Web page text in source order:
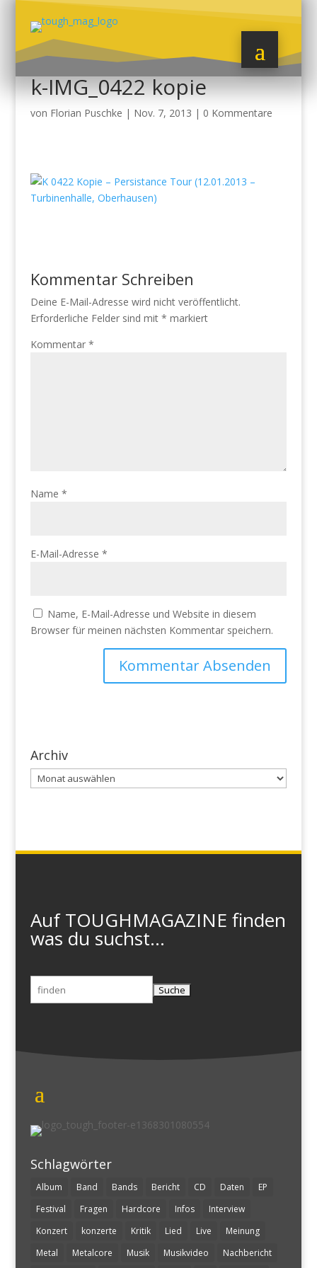
k-IMG_0422 kopie
von Florian Puschke | Nov. 7, 2013 | 0 Kommentare
Kommentar Schreiben
Deine E-Mail-Adresse wird nicht veröffentlicht.
Erforderliche Felder sind mit * markiert
Kommentar *
Name *
E-Mail-Adresse *
Name, E-Mail-Adresse und Website in diesem
Browser für meinen nächsten Kommentar speichern.
Archiv
Archiv
Auf TOUGHMAGAZINE finden
was du suchst...
Suchen
nach:
Schlagwörter
Album Band Bands Bericht CD Daten
EP
Festival
Fragen Hardcore Infos
Interview
Konzert
konzerte Kritik Lied Live
Meinung
Metal
Metalcore Musik Musikvideo Nachbericht